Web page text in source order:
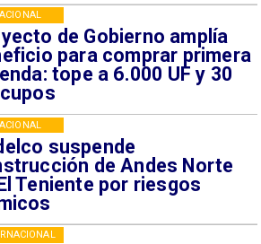
de Gobierno amplía
para comprar primera
tope a 6.000 UF y 30
suspende
de Andes Norte
Teniente por riesgos